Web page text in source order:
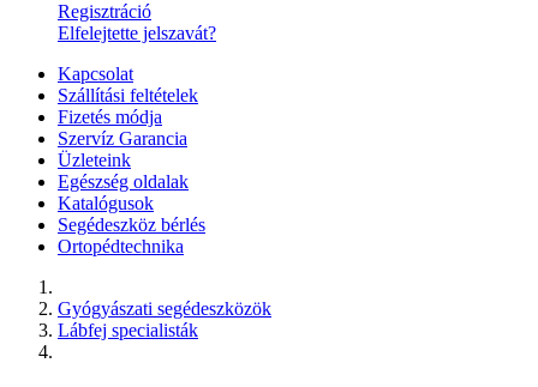
Regisztráció
Elfelejtette jelszavát?
Kapcsolat
Szállítási feltételek
Fizetés módja
Szervíz Garancia
Üzleteink
Egészség oldalak
Katalógusok
Segédeszköz bérlés
Ortopédtechnika
Gyógyászati segédeszközök
Lábfej specialisták